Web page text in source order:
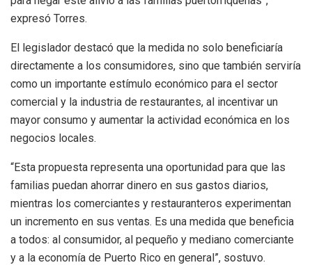
expresó Torres.
El legislador destacó que la medida no solo beneficiaría
directamente a los consumidores, sino que también serviría
como un importante estímulo económico para el sector
comercial y la industria de restaurantes, al incentivar un
mayor consumo y aumentar la actividad económica en los
negocios locales.
“Esta propuesta representa una oportunidad para que las
familias puedan ahorrar dinero en sus gastos diarios,
mientras los comerciantes y restauranteros experimentan
un incremento en sus ventas. Es una medida que beneficia
a todos: al consumidor, al pequeño y mediano comerciante
y a la economía de Puerto Rico en general”, sostuvo.